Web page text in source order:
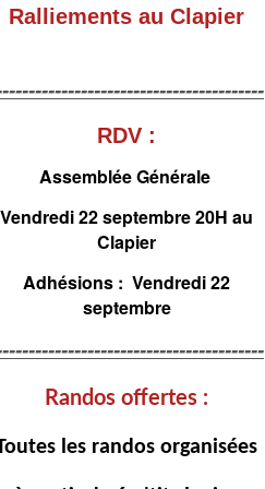
Ralliements au Clapier
RDV :
Assemblée Générale
Vendredi 22 septembre 20H au
Clapier
Adhésions : Vendredi 22
septembre
Randos offertes :
outes les randos organisées